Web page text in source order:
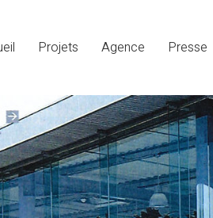
Projets Agence Presse